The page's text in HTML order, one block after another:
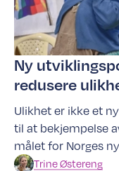
Ny
redusere
Ulikhet er ikke et
til at bekjempelse
målet for Norges
TrineØstereng